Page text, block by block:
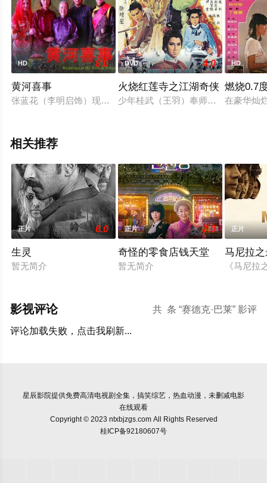
HD 8.0
黄河喜事
张蓝花（李明启饰）现已年逾古稀，解放前她是做为给地主家
DVD 4.0
火烧红莲寺之江湖奇侠
少年桂武（王羽）奉师下山，办理三
HD
燃烧0.7
在豪华灿
相关推荐
正片 6.0
生灵
暂无简介
正片 7.0
奇怪的零食店钱天堂
暂无简介
正片
马尼拉
《马尼拉
共 条 “赛德克·巴莱” 影评
影视评论
评论加载失败，点击我刷新...
星辰影院提供免费高清电视剧全集，搞笑综艺，热血动漫，未删减电影
在线观看
Copyright © 2023 ntxbjzgs.com All Rights Reserved
桂ICP备92180607号